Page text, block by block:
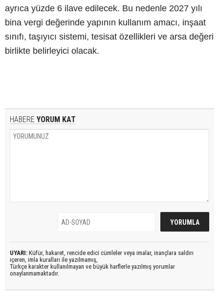
ayrıca yüzde 6 ilave edilecek. Bu nedenle 2027 yılı
bina vergi değerinde yapının kullanım amacı, inşaat
sınıfı, taşıyıcı sistemi, tesisat özellikleri ve arsa değeri
birlikte belirleyici olacak.
HABERE YORUM KAT
UYARI: Küfür, hakaret, rencide edici cümleler veya imalar, inançlara saldırı
içeren, imla kuralları ile yazılmamış,
Türkçe karakter kullanılmayan ve büyük harflerle yazılmış yorumlar
onaylanmamaktadır.